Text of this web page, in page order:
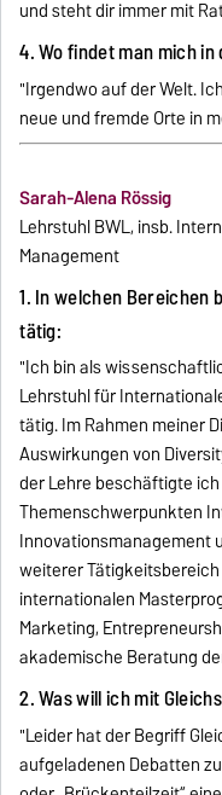
und steht dir immer mit
4. Wo findet man mich
"Irgendwo auf der Welt.
neue und fremde Orte in
Sarah-Alena Rössig
Lehrstuhl BWL, insb.
Management
1. In welchen Bereichen
tätig:
"Ich bin als
Lehrstuhl für
tätig. Im Rahmen meiner
Auswirkungen von
der Lehre beschäftigte
Themenschwerpunkten
Innovationsmanagement
weiterer
internationalen
Marketing,
akademische Beratung
2. Was will ich mit
"Leider hat der Begriff
aufgeladenen Debatten